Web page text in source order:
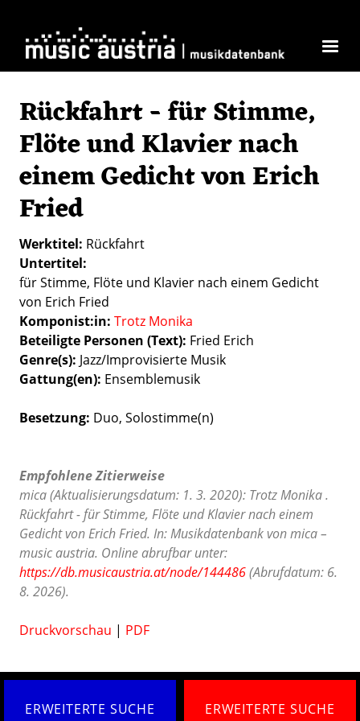
Rückfahrt - für Stimme,
Flöte und Klavier nach
einem Gedicht von Erich
Fried
Werktitel Rückfahrt
Untertitel
für Stimme, Flöte und Klavier nach einem Gedicht
von Erich Fried
Komponist:in Trotz Monika
Beteiligte Personen (Text) Fried Erich
Genre(s) Jazz/Improvisierte Musik
Gattung(en) Ensemblemusik
Besetzung Duo Solostimme(n)
Empfohlene Zitierweise
mica (Aktualisierungsdatum: 1. 3. 2020): Trotz Monika .
Rückfahrt - für Stimme, Flöte und Klavier nach einem
Gedicht von Erich Fried. In: Musikdatenbank von mica –
music austria. Online abrufbar unter:
https://db.musicaustria.at/node/144486(Abrufdatum: 6.
8. 2026).
Druckvorschau | PDF
ERWEITERTE SUCHE ERWEITERTE SUCHE